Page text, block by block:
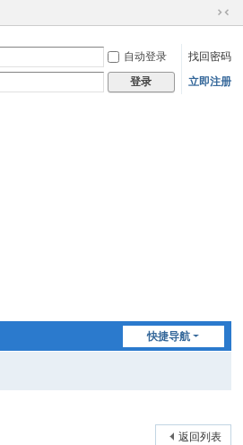
切
到
窄
自动登录
找回密码
登录 立即注册
快捷导航
返回列表